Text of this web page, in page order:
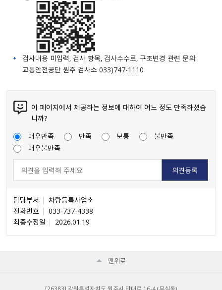
검사내용 미입력, 검사 항목, 검사수수료, 구조변경 관련 문의:
교통안전공단 원주 검사소 033)747-1110
이 페이지에서 제공하는 정보에 대하여 어느 정도 만족하셨습
니까?
매우만족
만족 보통
불만족
매우불만족
담당부서
차량등록사업소
전화번호
033-737-4338
최종수정일
2026.01.19
맨위로